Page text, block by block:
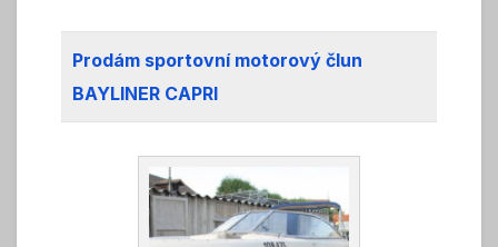
Prodám sportovní motorový člun
BAYLINER CAPRI